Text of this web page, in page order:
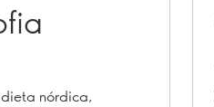
nórdica,